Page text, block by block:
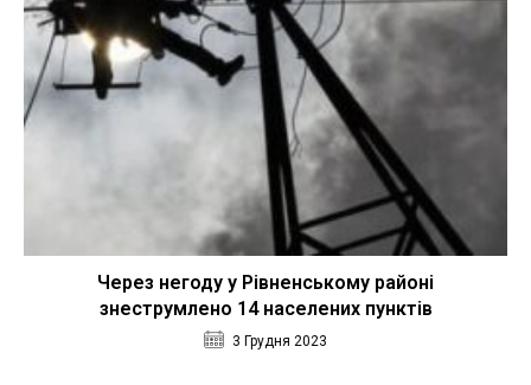
Через негоду у Рівненському районі
знеструмлено 14 населених пунктів
3 Грудня 2023